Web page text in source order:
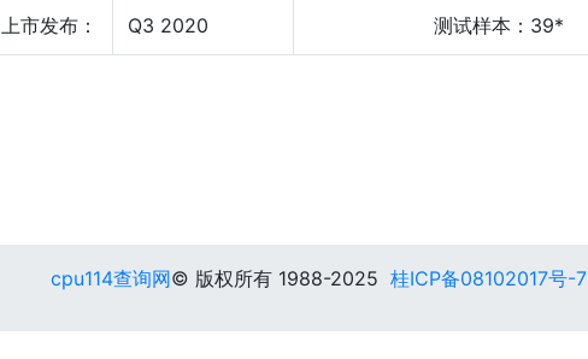
上市发布： Q3 2020 测试样本：39*
cpu114查询网© 版权所有 1988-2025 桂ICP备08102017号-7